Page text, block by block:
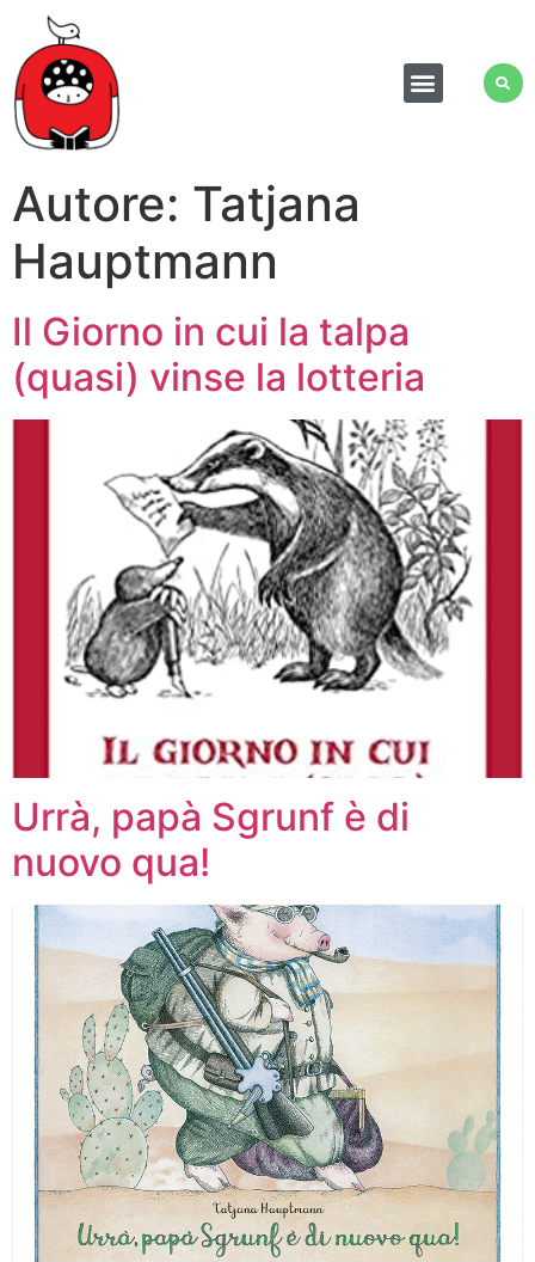
Autore: Tatjana
Hauptmann
Il Giorno in cui la talpa
(quasi) vinse la lotteria
Urrà, papà Sgrunf è di
nuovo qua!